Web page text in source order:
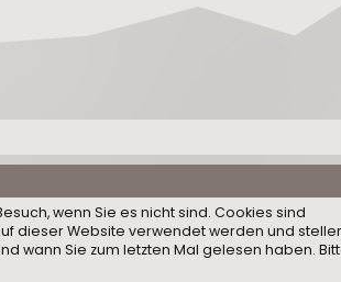
wenn Sie es nicht sind. Cookies sind
dieser Website verwendet werden und
wann Sie zum letzten Mal gelesen haben.